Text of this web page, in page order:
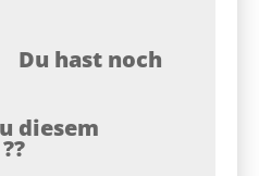
Du hast noch
diesem